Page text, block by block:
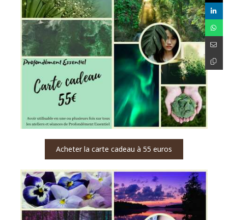
Acheter la carte cadeau à 55 euros